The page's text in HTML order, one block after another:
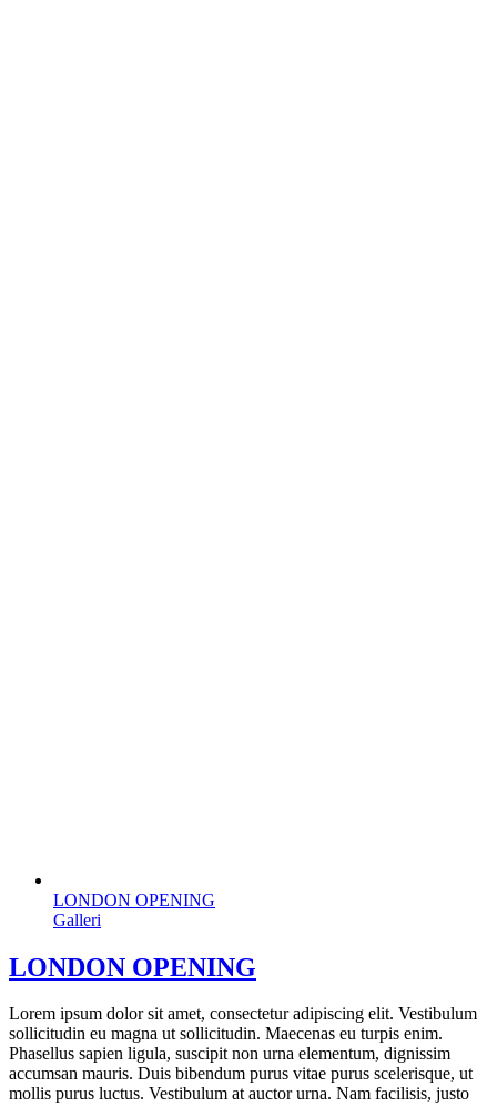
LONDON OPENING
Galleri
LONDON OPENING
Lorem ipsum dolor sit amet, consectetur adipiscing elit. Vestibulum
sollicitudin eu magna ut sollicitudin. Maecenas eu turpis enim.
Phasellus sapien ligula, suscipit non urna elementum, dignissim
accumsan mauris. Duis bibendum purus vitae purus scelerisque, ut
mollis purus luctus. Vestibulum at auctor urna. Nam facilisis, justo